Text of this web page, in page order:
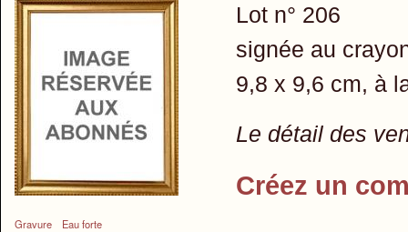
Gravure Eau forte
Lot n° 206
signée au
9,8 x 9,6 cm, à
Le détail des
Créez un